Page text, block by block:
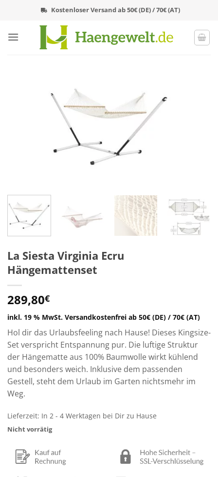
Kostenloser Versand ab 50€ (DE) / 70€ (AT)
La Siesta Virginia Ecru
Hängemattenset
289,80€
inkl. 19 % MwSt. Versandkostenfrei ab 50€ (DE) / 70€ (AT)
Hol dir das Urlaubsfeeling nach Hause! Dieses Kingsize-
Set verspricht Entspannung pur. Die luftige Struktur
der Hängematte aus 100% Baumwolle wirkt kühlend
und besonders weich. Inklusive dem passenden
Gestell, steht dem Urlaub im Garten nichtsmehr im
Weg.
Lieferzeit: In 2 - 4 Werktagen bei Dir zu Hause
Nicht vorrätig